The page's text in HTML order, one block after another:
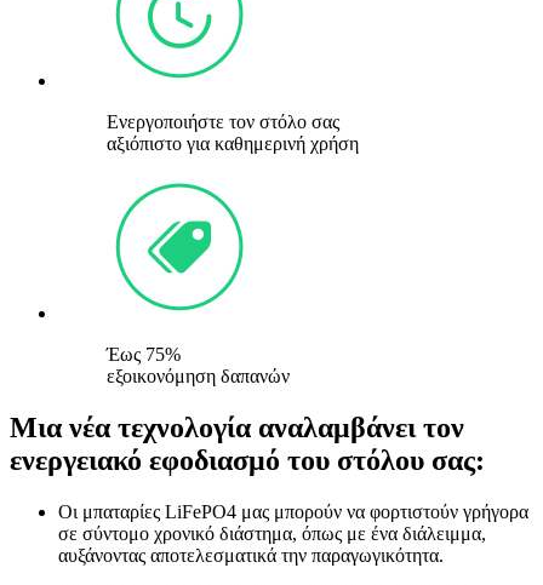
Ενεργοποιήστε τον στόλο σας
αξιόπιστο για καθημερινή χρήση
Έως 75%
εξοικονόμηση δαπανών
Μια νέα τεχνολογία αναλαμβάνει τον
ενεργειακό εφοδιασμό του στόλου σας:
Οι μπαταρίες LiFePO4 μας μπορούν να φορτιστούν γρήγορα
σε σύντομο χρονικό διάστημα, όπως με ένα διάλειμμα,
αυξάνοντας αποτελεσματικά την παραγωγικότητα.